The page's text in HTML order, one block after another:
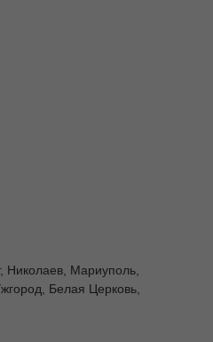
Николаев, Мариуполь,
Белая Церковь,